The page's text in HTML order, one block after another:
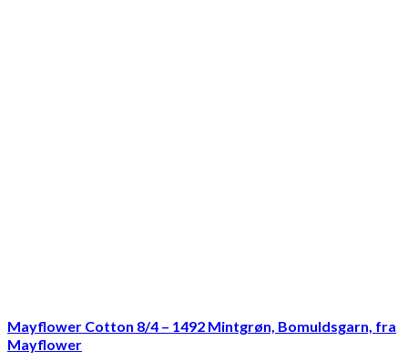
Mayflower Cotton 8/4 – 1492 Mintgrøn, Bomuldsgarn, fra
Mayflower